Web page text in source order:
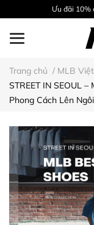
Ưu đãi 10%
Trang chủ / MLB
STREET IN SEOUL
Phong Cách Lên Ngôi